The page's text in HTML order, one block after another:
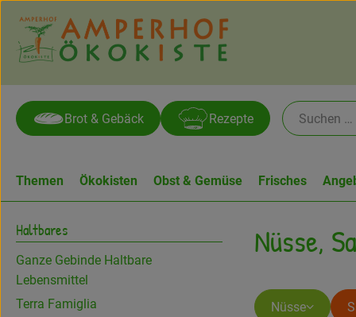
Brot & Gebäck Rezepte
Themen Ökokisten Obst & Gemüse Frisches
Haltbares
Ganze Gebinde Haltbare
Lebensmittel
Terra Famiglia
Nüsse,
Nüsse